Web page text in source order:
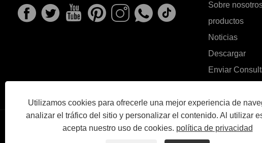
Utilizamos cookies para ofrecerle una mejor experiencia de
analizar el tráfico del sitio y personalizar el contenido. Al utilizar
acepta nuestro uso de cookies. política de privacidad
Sobre
productos
Noticias
Descargar
Enviar
Sitemap RSS XML política de privacidad